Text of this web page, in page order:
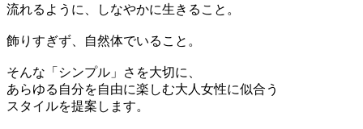
流れるように、しなやかに生きること。
飾りすぎず、自然体でいること。
そんな「シンプル」さを大切に、
あらゆる自分を自由に楽しむ大人女性に似合う
スタイルを提案します。